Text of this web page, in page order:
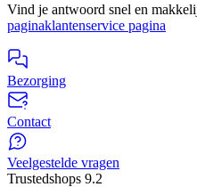
Vind je antwoord snel en
paginaklantenservice pagina
Bezorging
Contact
Veelgestelde vragen
Trustedshops 9.2